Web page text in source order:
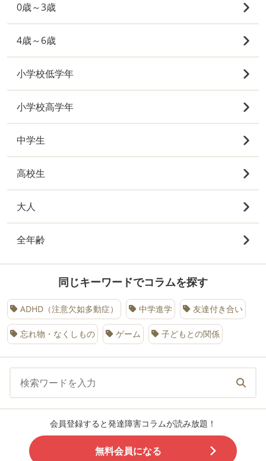
0歳～3歳
4歳～6歳
小学校低学年
小学校高学年
中学生
高校生
大人
全年齢
同じキーワードでコラムを探す
ADHD（注意欠如多動症） 中学進学 友達付き合い
忘れ物・なくしもの ゲーム 子どもとの関係
会員登録すると発達障害コラムが読み放題！
無料会員になる